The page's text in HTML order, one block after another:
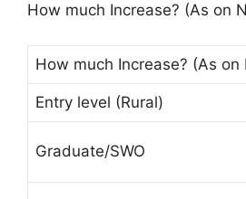
How much Increase? (As on
How much Increase? (As on
Entry level (Rural)
Graduate/SWO